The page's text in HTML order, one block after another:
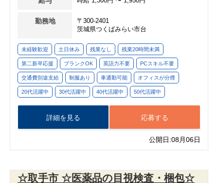
勤務地
〒300-2401
茨城県つくばみらい市台
未経験歓迎 土日休み 残業なし 残業20時間未満
第二新卒応援 ブランクOK 英語力不要 PCスキル不要
交通費別途支給 制服あり 車通勤可能 オフィスが分煙
20代活躍中 30代活躍中 40代活躍中 50代活躍中
応募する
詳細を見る
公開日:08月06日
☆取手市 ☆医薬品の目視検査・梱包☆